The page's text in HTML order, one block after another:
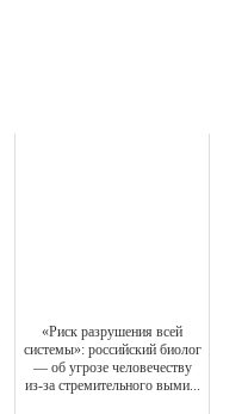
«Риск разрушения всей
системы»: российский биолог
— об угрозе человечеству
из-за стремительного выми...